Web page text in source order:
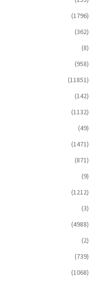
(1796)
(362)
(8)
(958)
(11851)
(142)
(1132)
(49)
(1471)
(871)
(9)
(1212)
(3)
(4988)
(2)
(739)
(1068)